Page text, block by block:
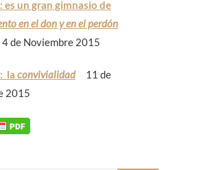
es un gran gimnasio de
en el don y en el perdón
4 de Noviembre 2015
la convivialidad
11 de
2015